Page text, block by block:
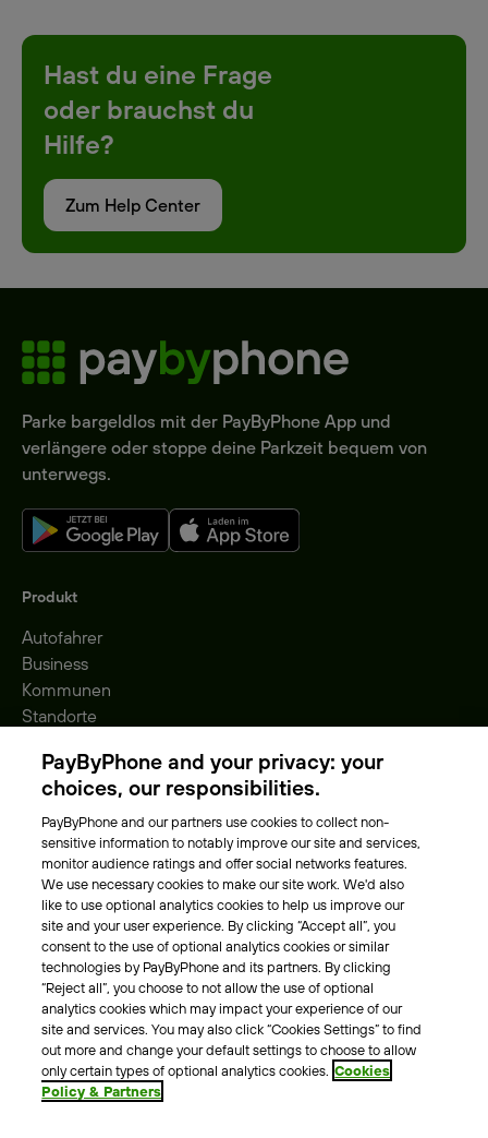
Hast du eine Frage
oder brauchst du
Hilfe?
Zum Help Center
Parke bargeldlos mit der PayByPhone App und
verlängere oder stoppe deine Parkzeit bequem von
unterwegs.
Produkt
Autofahrer
Business
Kommunen
Standorte
Park-Vignette
Über Uns
Unser Team
Karriere
Presse
Blog
Kontakt & Hilfe
Kontakt
Support
Pressekontakt
PayByPhone and your privacy: your
choices, our responsibilities.
PayByPhone and our partners use cookies to collect non-
sensitive information to notably improve our site and services,
monitor audience ratings and offer social networks features.
We use necessary cookies to make our site work. We'd also
like to use optional analytics cookies to help us improve our
site and your user experience. By clicking “Accept all”, you
consent to the use of optional analytics cookies or similar
technologies by PayByPhone and its partners. By clicking
“Reject all”, you choose to not allow the use of optional
analytics cookies which may impact your experience of our
site and services. You may also click “Cookies Settings” to find
out more and change your default settings to choose to allow
only certain types of optional analytics cookies. Cookies
Policy & Partners